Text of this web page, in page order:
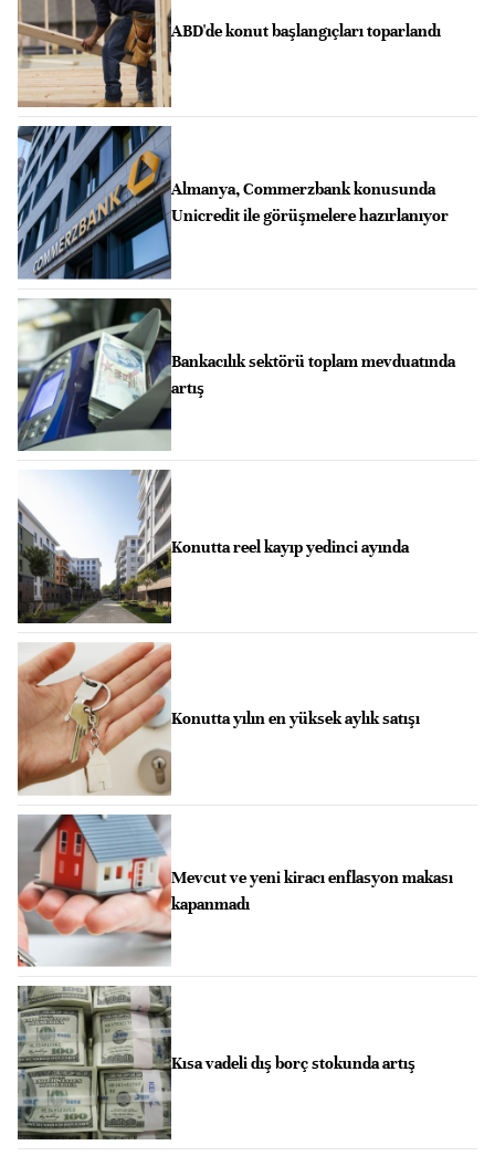
ABD'de konut başlangıçları toparlandı
Almanya, Commerzbank konusunda
Unicredit ile görüşmelere hazırlanıyor
Bankacılık sektörü toplam mevduatında
artış
Konutta reel kayıp yedinci ayında
Konutta yılın en yüksek aylık satışı
Mevcut ve yeni kiracı enflasyon makası
kapanmadı
Kısa vadeli dış borç stokunda artış